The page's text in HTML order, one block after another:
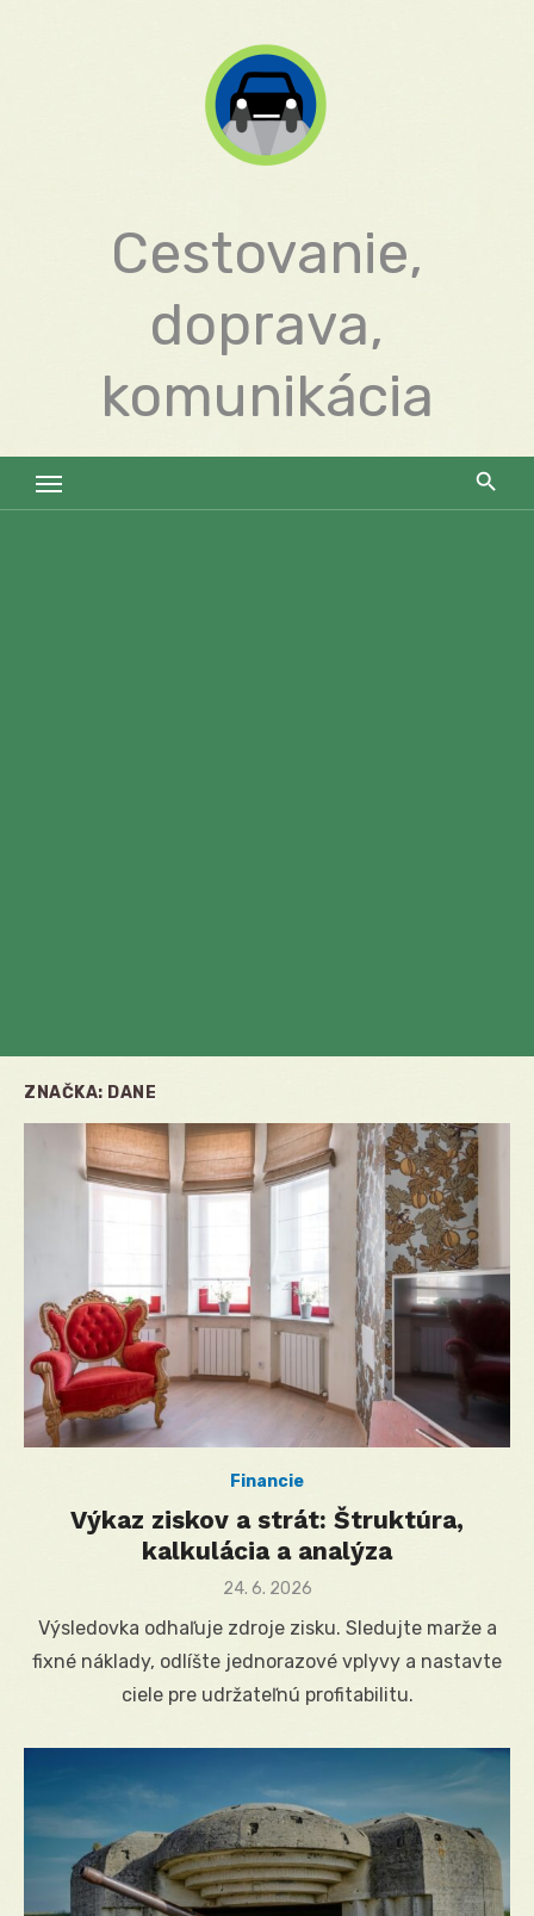
Cestovanie,
doprava,
komunikácia
ZNAČKA: DANE
Financie
Výkaz ziskov a strát: Štruktúra,
kalkulácia a analýza
Posted
24. 6. 2026
Výsledovka odhaľuje zdroje zisku. Sledujte marže a
fixné náklady, odlíšte jednorazové vplyvy a nastavte
ciele pre udržateľnú profitabilitu.